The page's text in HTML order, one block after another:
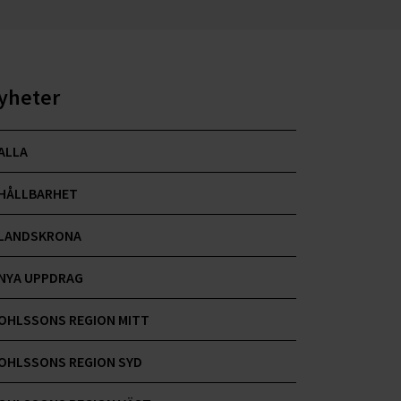
UPPDRAG
REGION MITT
REGION SYD